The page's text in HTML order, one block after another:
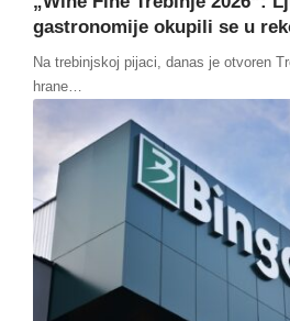
gastronomije okupili se u
Na trebinjskoj pijaci, danas je otvoren
hrane…